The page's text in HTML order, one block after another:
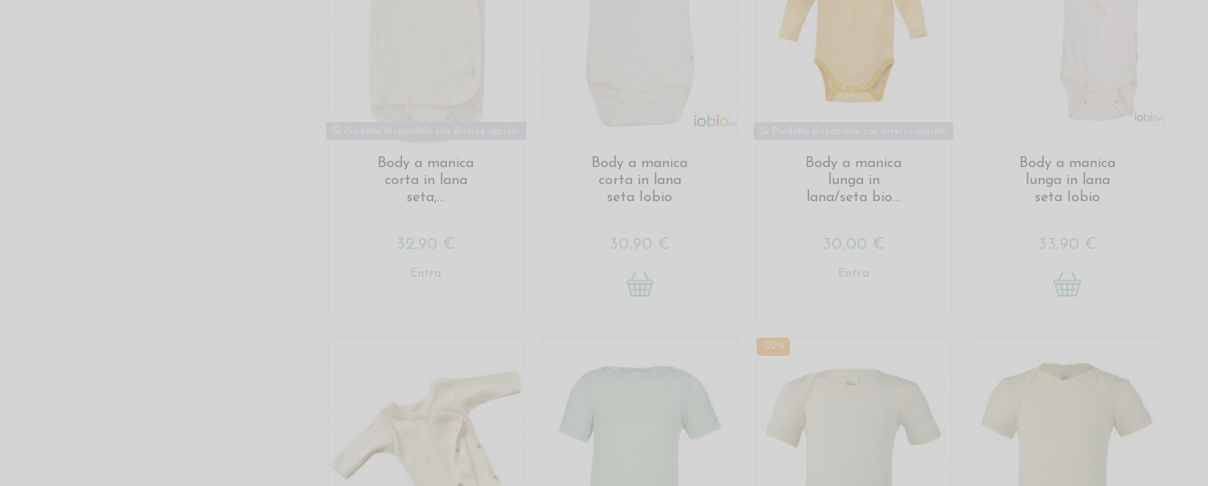
Body a manica
corta in lana
seta,...
32,90 €
Entra
Body a manica
corta in lana
seta Iobio
30,90 €
Body a manica
lunga in
lana/seta bio...
30,00 €
Entra
Body a manica
lunga in lana
seta Iobio
33,90 €
-20%